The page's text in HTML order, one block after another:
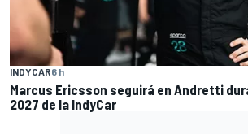
INDYCAR6 h
Marcus Ericsson seguirá en Andretti
2027 de la IndyCar